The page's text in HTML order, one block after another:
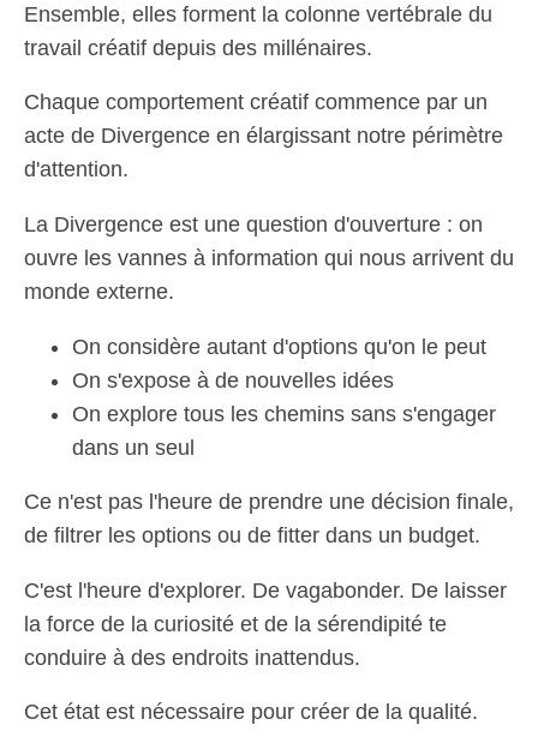
Ensemble, elles forment la colonne vertébrale du
travail créatif depuis des millénaires.
Chaque comportement créatif commence par un
acte de Divergence en élargissant notre périmètre
d'attention.
La Divergence est une question d'ouverture : on
ouvre les vannes à information qui nous arrivent du
monde externe.
On considère autant d'options qu'on le peut
On s'expose à de nouvelles idées
On explore tous les chemins sans s'engager
dans un seul
Ce n'est pas l'heure de prendre une décision finale,
de filtrer les options ou de fitter dans un budget.
C'est l'heure d'explorer. De vagabonder. De laisser
la force de la curiosité et de la sérendipité te
conduire à des endroits inattendus.
Cet état est nécessaire pour créer de la qualité.